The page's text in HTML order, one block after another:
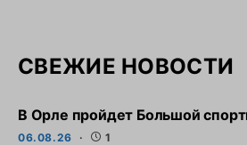
СВЕЖИЕ НОВОСТИ
В Орле пройдет Большой
06.08.26 1